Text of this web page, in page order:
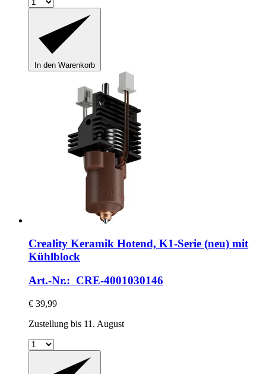
In den Warenkorb
Creality Keramik Hotend, K1-​Serie (neu) mit
Kühlblock
Art.-Nr.: CRE-4001030146
€ 39,99
Zustellung bis 11. August